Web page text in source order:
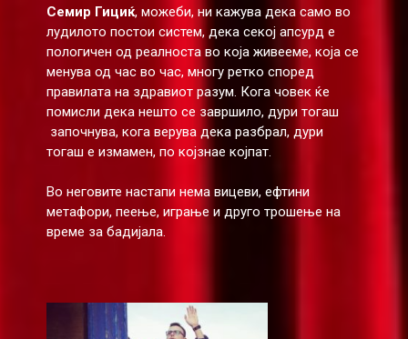
Семир Гициќ, можеби, ни кажува дека само во
лудилото постои систем, дека секој апсурд е
пологичен од реалноста во која живееме, која се
менува од час во час, многу ретко според
правилата на здравиот разум. Кога човек ќе
помисли дека нешто се завршило, дури тогаш
започнува, кога верува дека разбрал, дури
тогаш е измамен, по којзнае којпат.
Во неговите настапи нема вицеви, ефтини
метафори, пеење, играње и друго трошење на
време за бадијала.